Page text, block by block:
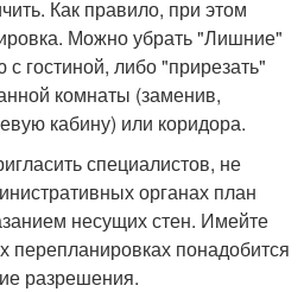
Как правило, при этом
Можно убрать "Лишние"
гостиной, либо "прирезать"
комнаты (заменив,
кабину) или коридора.
специалистов, не
органах план
несущих стен. Имейте
перепланировках понадобится
разрешения.